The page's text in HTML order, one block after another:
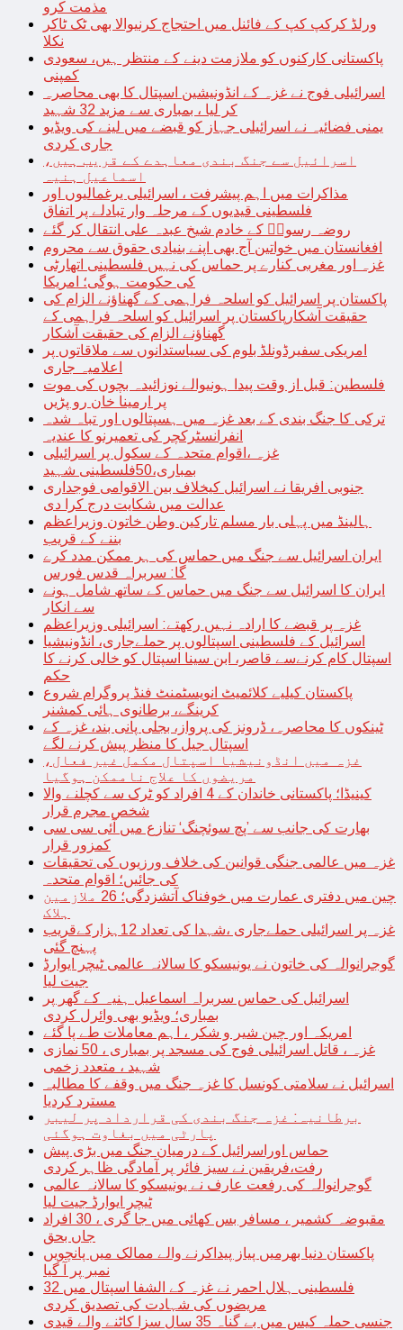
مذمت کرو
ورلڈ کرکپ کپ کے فائنل میں احتجاج کرنیوالا بھی ٹک ٹاکر
نکلا
پاکستانی کارکنوں کو ملازمت دینے کے منتظر ہیں، سعودی
کمپنی
اسرائیلی فوج نے غزہ کے انڈونیشین اسپتال کا بھی محاصرہ
کر لیا ، بمباری سے مزید 32 شہید
یمنی فضائیہ نے اسرائیلی جہاز کو قبضے میں لینے کی ویڈیو
جاری کردی
اسرائیل سے جنگ بندی معاہدے کے قریب ہیں،
اسماعیل ہنیہ
مذاکرات میں اہم پیشرفت ، اسرائیلی یرغمالیوں اور
فلسطینی قیدیوں کے مرحلہ وار تبادلے پر اتفاق
روضہ رسولؐ کے خادم شیخ عبدہ علی انتقال کر گئے
افغانستان میں خواتین آج بھی اپنے بنیادی حقوق سے محروم
غزہ اور مغربی کنارے پر حماس کی نہیں فلسطینی اتھارٹی
کی حکومت ہوگی؛ امریکا
پاکستان پر اسرائیل کو اسلحہ فراہمی کے گھناؤنے الزام کی
حقیقت آشکارپاکستان پر اسرائیل کو اسلحہ فراہمی کے
گھناؤنے الزام کی حقیقت آشکار
امریکی سفیرڈونلڈ بلوم کی سیاستدانوں سے ملاقاتوں پر
اعلامیہ جاری
فلسطین: قبل از وقت پیدا ہونیوالے نوزائیدہ بچوں کی موت
پر ارمینا خان رو پڑیں
ترکی کا جنگ بندی کے بعد غزہ میں ہسپتالوں اور تباہ شدہ
انفرانسٹرکچر کی تعمیرنو کا عندیہ
غزہ ،اقوام متحدہ کے سکول پر اسرائیلی
بمباری،50فلسطینی شہید
جنوبی افریقا نے اسرائیل کیخلاف بین الاقوامی فوجداری
عدالت میں شکایت درج کرا دی
ہالینڈ میں پہلی بار مسلم تارکین وطن خاتون وزیراعظم
بننے کے قریب
ایران اسرائیل سے جنگ میں حماس کی ہر ممکن مدد کرے
گا: سربراہ قدس فورس
ایران کا اسرائیل سے جنگ میں حماس کے ساتھ شامل ہونے
سے انکار
غزہ پر قبضے کا ارادہ نہیں رکھتے: اسرائیلی وزیراعظم
اسرائیل کے فلسطینی اسپتالوں پر حملےجاری، انڈونیشیا
اسپتال کام کرنےسے قاصر، ابن سینا اسپتال کو خالی کرنے کا
حکم
پاکستان کیلیے کلائمیٹ انویسٹمنٹ فنڈ پروگرام شروع
کرینگے، برطانوی ہائی کمشنر
ٹینکوں کا محاصرہ، ڈرونز کی پرواز، بجلی پانی بند، غزہ کے
اسپتال جیل کا منظر پیش کرنے لگے
غزہ میں انڈونیشیا اسپتال مکمل غیر فعال،
مریضوں کا علاج ناممکن ہوگیا
کینیڈا؛ پاکستانی خاندان کے 4 افراد کو ٹرک سے کچلنے والا
شخص مجرم قرار
بھارت کی جانب سے ’پچ سوئچنگ‘ تنازع میں آئی سی سی
کمزور قرار
غزہ میں عالمی جنگی قوانین کی خلاف ورزیوں کی تحقیقات
کی جائیں؛ اقوام متحدہ
چین میں دفتری عمارت میں خوفناک آتشزدگی؛ 26 ملازمین
ہلاک
غزہ پر اسرائیلی حملےجاری ،شہدا کی تعداد 12ہزارکےقریب
پہنچ گئی
گوجرانوالہ کی خاتون نے یونیسکو کا سالانہ عالمی ٹیچر ایوارڈ
جیت لیا
اسرائیل کی حماس سربراہ اسماعیل ہنیہ کے گھر پر
بمباری؛ ویڈیو بھی وائرل کردی
امریکہ اور چین شیر و شکر ، اہم معاملات طے پا گئے
غزہ ، قاتل اسرائیلی فوج کی مسجد پر بمباری ، 50 نمازی
شہید ، متعدد زخمی
اسرائیل نے سلامتی کونسل کا غزہ جنگ میں وقفے کا مطالبہ
مسترد کردیا
برطانیہ: غزہ جنگ بندی کی قرارداد پر لیبر
پارٹی میں بغاوت ہوگئی
حماس اوراسرائیل کے درمیان جنگ میں بڑی پیش
رفت،فریقین نے سیز فائر پر آمادگی ظاہر کردی
گوجرانوالہ کی رفعت عارف نے یونیسکو کا سالانہ عالمی
ٹیچر ایوارڈ جیت لیا
مقبوضہ کشمیر ، مسافر بس کھائی میں جا گری ، 30 افراد
جاں بحق
پاکستان دنیا بھرمیں پیاز پیداکرنے والے ممالک میں پانچویں
نمبر پر آ گیا
فلسطینی ہلال احمر نے غزہ کے الشفا اسپتال میں 32
مریضوں کی شہادت کی تصدیق کردی
جنسی حملہ کیس میں بے گناہ 35 سال سزا کاٹنے والے قیدی